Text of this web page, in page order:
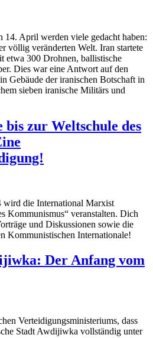
14. April werden viele gedacht haben:
völlig veränderten Welt. Iran startete
etwa 300 Drohnen, ballistische
Dies war eine Antwort auf den
Gebäude der iranischen Botschaft in
sieben iranische Militärs und
zur Weltschule des
wird die International Marxist
Kommunismus“ veranstalten. Dich
und Diskussionen sowie die
Kommunistischen Internationale!
Der Anfang vom
Verteidigungsministeriums, dass
Stadt Awdijiwka vollständig unter